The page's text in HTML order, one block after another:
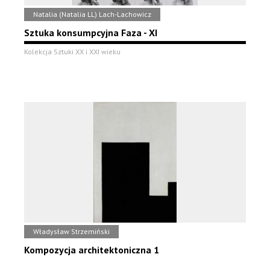
Natalia (Natalia LL) Lach-Lachowicz
Sztuka konsumpcyjna Faza - XI
Kolekcja Sztuki XX i XXI wieku
Władysław Strzemiński
Kompozycja architektoniczna 1